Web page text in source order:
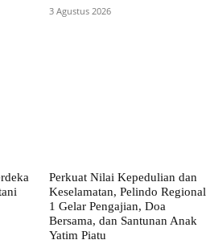
3 Agustus 2026
Perkuat Nilai Kepedulian dan
Keselamatan, Pelindo Regional
1 Gelar Pengajian, Doa
Bersama, dan Santunan Anak
Yatim Piatu